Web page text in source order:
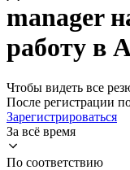
manager
работу в
Чтобы видеть все
После регистрации
Зарегистрироваться
За всё время
По соответствию